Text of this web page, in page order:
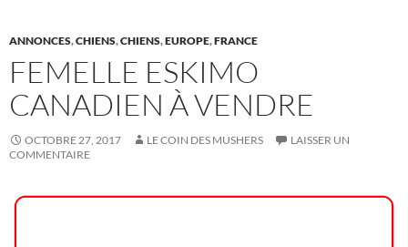
ANNONCES,CHIENS,CHIENS,EUROPE,FRANCE
FEMELLE ESKIMO
CANADIEN À VENDRE
OCTOBRE 27, 2017 LE COIN DES MUSHERS
LAISSER UN
COMMENTAIRE